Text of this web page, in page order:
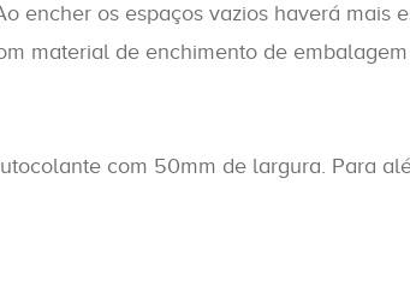
encher os espaços vazios haverá mais
material de enchimento de
com 50mm de largura. Para